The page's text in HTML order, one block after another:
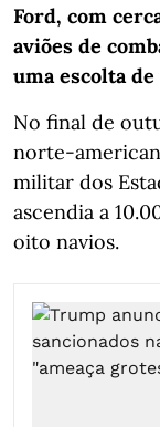
Ford, com
aviões de
uma escolta
No final de
norte-
militar dos
ascendia a
oito navios.